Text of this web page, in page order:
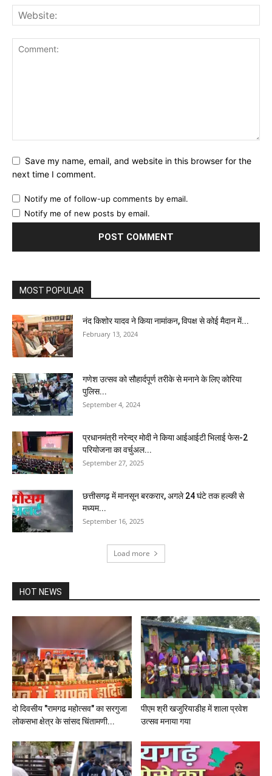
Save my name, email, and website in this browser for the
next time I comment.
Notify me of follow-up comments by email.
Notify me of new posts by email.
MOST POPULAR
नंद किशोर यादव ने किया नामांकन, विपक्ष से कोई मैदान में...
February 13, 2024
गणेश उत्सव को सौहार्दपूर्ण तरीके से मनाने के लिए कोरिया
पुलिस...
September 4, 2024
प्रधानमंत्री नरेन्द्र मोदी ने किया आईआईटी भिलाई फेस-2
परियोजना का वर्चुअल...
September 27, 2025
छत्तीसगढ़ में मानसून बरकरार, अगले 24 घंटे तक हल्की से
मध्यम...
September 16, 2025
Load more
HOT NEWS
दो दिवसीय "रामगढ महोत्सव" का सरगुजा
लोकसभा क्षेत्र के सांसद चिंतामणी...
पीएम श्री खजुरियाडीह में शाला प्रवेश
उत्सव मनाया गया